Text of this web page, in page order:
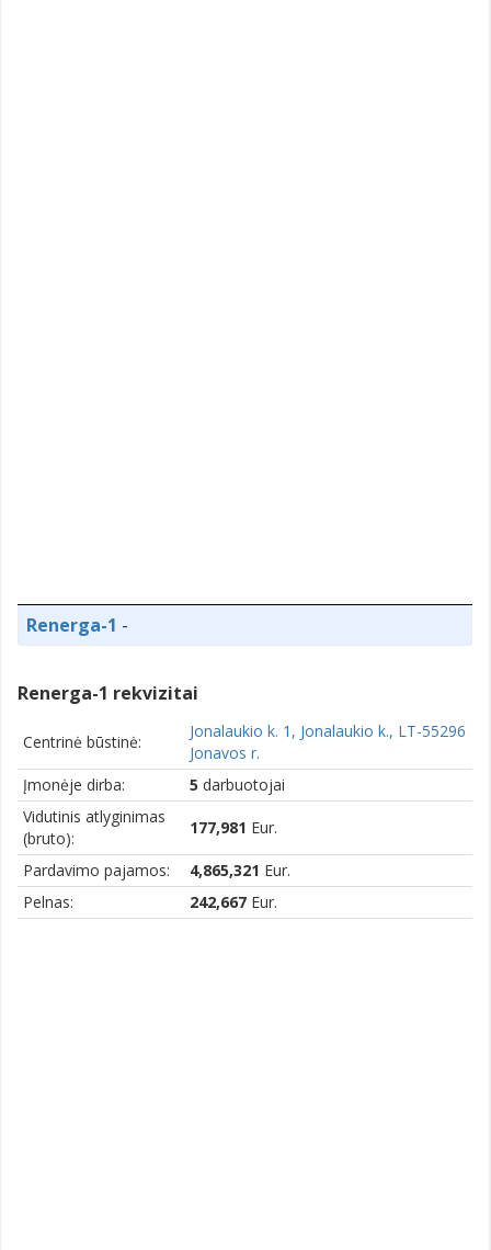
Renerga-1 -
Renerga-1 rekvizitai
Centrinė būstinė:
Jonalaukio k. 1, Jonalaukio k., LT-55296
Jonavos r.
Įmonėje dirba:
5 darbuotojai
Vidutinis atlyginimas
(bruto):
177,981 Eur.
Pardavimo pajamos: 4,865,321 Eur.
Pelnas:
242,667 Eur.